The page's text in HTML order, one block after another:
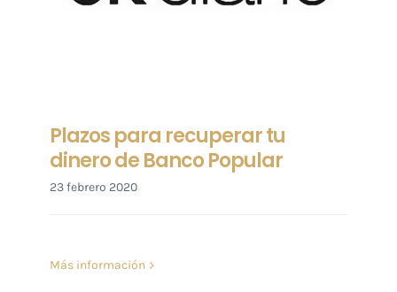
Plazos para recuperar tu
dinero de Banco Popular
23 febrero 2020
Más información